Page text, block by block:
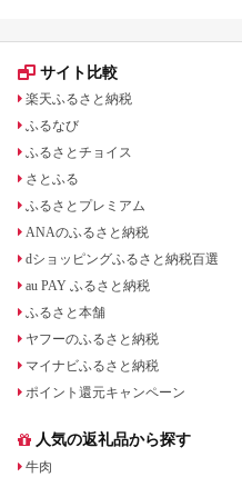
サイト比較
楽天ふるさと納税
ふるなび
ふるさとチョイス
さとふる
ふるさとプレミアム
ANAのふるさと納税
dショッピングふるさと納税百選
au PAY ふるさと納税
ふるさと本舗
ヤフーのふるさと納税
マイナビふるさと納税
ポイント還元キャンペーン
人気の返礼品から探す
牛肉